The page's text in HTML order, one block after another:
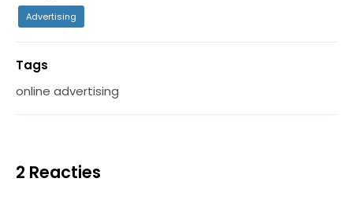
Advertising
Tags
online advertising
2 Reacties